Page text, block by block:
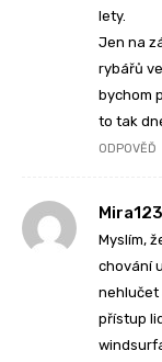
lety.
Jen na
rybářů
bychom
to tak
ODPOVĚĎ
Myslím,
chování
nehlučet
přístup